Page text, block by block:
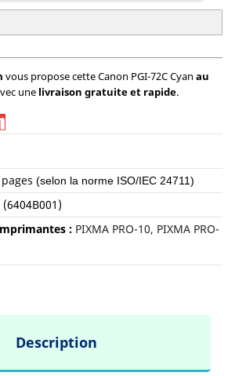
vous propose cette Canon PGI-72C Cyan au
une livraison gratuite et rapide.
(selon la norme ISO/IEC 24711)
: PIXMA PRO-10, PIXMA PRO-
Description